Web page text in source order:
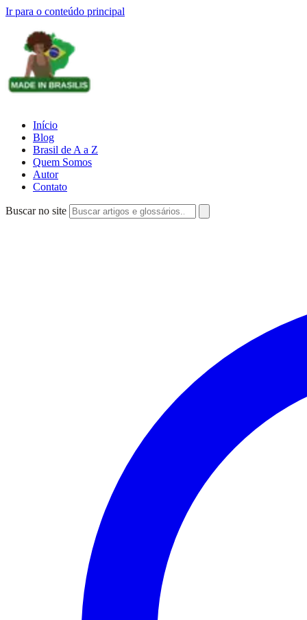
Ir para o conteúdo principal
Início
Blog
Brasil de A a Z
Quem Somos
Autor
Contato
Buscar no site